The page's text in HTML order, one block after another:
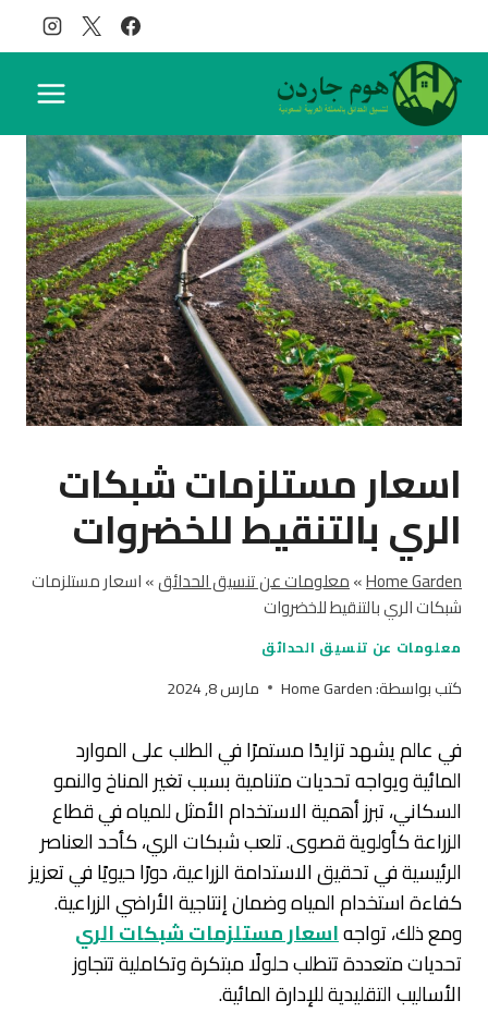
إلى
المحتوى
اسعار مستلزمات شبكات
الري بالتنقيط للخضروات
Home Garden
»معلومات عن تنسيق الحدائق»اسعار مستلزمات
شبكات الري بالتنقيط للخضروات
معلومات عن تنسيق الحدائق
كتب بواسطة:Home Garden مارس 8, 2024
في عالم يشهد تزايدًا مستمرًا في الطلب على الموارد
المائية ويواجه تحديات متنامية بسبب تغير المناخ والنمو
السكاني، تبرز أهمية الاستخدام الأمثل للمياه في قطاع
الزراعة كأولوية قصوى. تلعب شبكات الري، كأحد العناصر
الرئيسية في تحقيق الاستدامة الزراعية، دورًا حيويًا في تعزيز
كفاءة استخدام المياه وضمان إنتاجية الأراضي الزراعية.
ومع ذلك، تواجهاسعار مستلزمات شبكات الري
تحديات متعددة تتطلب حلولًا مبتكرة وتكاملية تتجاوز
الأساليب التقليدية للإدارة المائية.